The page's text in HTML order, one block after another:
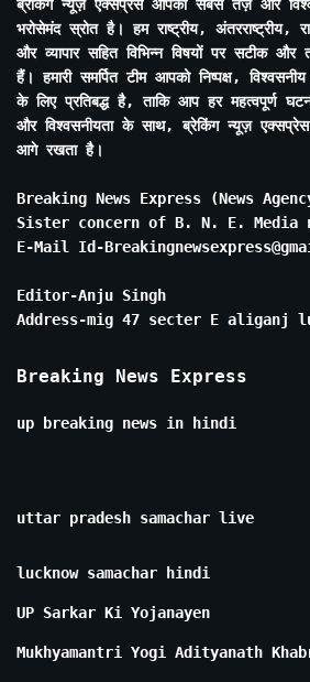
ब्रेकिंग न्यूज़ एक्सप्रेस आपको सबसे तेज़ और
भरोसेमंद स्रोत है। हम राष्ट्रीय, अंतरराष्ट्रीय,
और व्यापार सहित विभिन्न विषयों पर सटीक और
हैं। हमारी समर्पित टीम आपको निष्पक्ष,
के लिए प्रतिबद्ध है, ताकि आप हर महत्वपूर्ण
और विश्वसनीयता के साथ, ब्रेकिंग न्यूज़
आगे रखता है।
Breaking News Express (News
Sister concern of B. N. E. Media
E-Mail Id-
Editor-Anju Singh
Address-mig 47 secter E aliganj
Breaking News Express
up breaking news in hindi
uttar pradesh samachar live
lucknow samachar hindi
UP Sarkar Ki Yojanayen
Mukhyamantri Yogi Adityanath